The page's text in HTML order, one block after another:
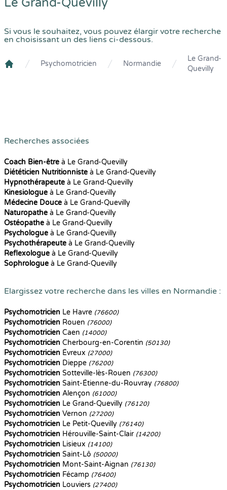
Si vous le souhaitez, vous pouvez élargir votre recherche
en choisissant un des liens ci-dessous.
Psychomotricien Normandie
Le Grand-
Quevilly
Recherches associées
Coach Bien-être à Le Grand-Quevilly
Diététicien Nutritionniste à Le Grand-Quevilly
Hypnothérapeute à Le Grand-Quevilly
Kinesiologue à Le Grand-Quevilly
Médecine Douce à Le Grand-Quevilly
Naturopathe à Le Grand-Quevilly
Ostéopathe à Le Grand-Quevilly
Psychologue à Le Grand-Quevilly
Psychothérapeute à Le Grand-Quevilly
Reflexologue à Le Grand-Quevilly
Sophrologue à Le Grand-Quevilly
Elargissez votre recherche dans les villes en Normandie :
Psychomotricien Le Havre (76600)
Psychomotricien Rouen (76000)
Psychomotricien Caen (14000)
Psychomotricien Cherbourg-en-Corentin (50130)
Psychomotricien Évreux (27000)
Psychomotricien Dieppe (76200)
Psychomotricien Sotteville-lès-Rouen (76300)
Psychomotricien Saint-Étienne-du-Rouvray (76800)
Psychomotricien Alençon (61000)
Psychomotricien Le Grand-Quevilly (76120)
Psychomotricien Vernon (27200)
Psychomotricien Le Petit-Quevilly (76140)
Psychomotricien Hérouville-Saint-Clair (14200)
Psychomotricien Lisieux (14100)
Psychomotricien Saint-Lô (50000)
Psychomotricien Mont-Saint-Aignan (76130)
Psychomotricien Fécamp (76400)
Psychomotricien Louviers (27400)